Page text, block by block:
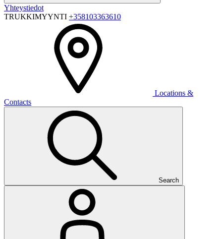
Yhteystiedot
TRUKKIMYYNTI +358103363610
Locations &
Contacts
Search